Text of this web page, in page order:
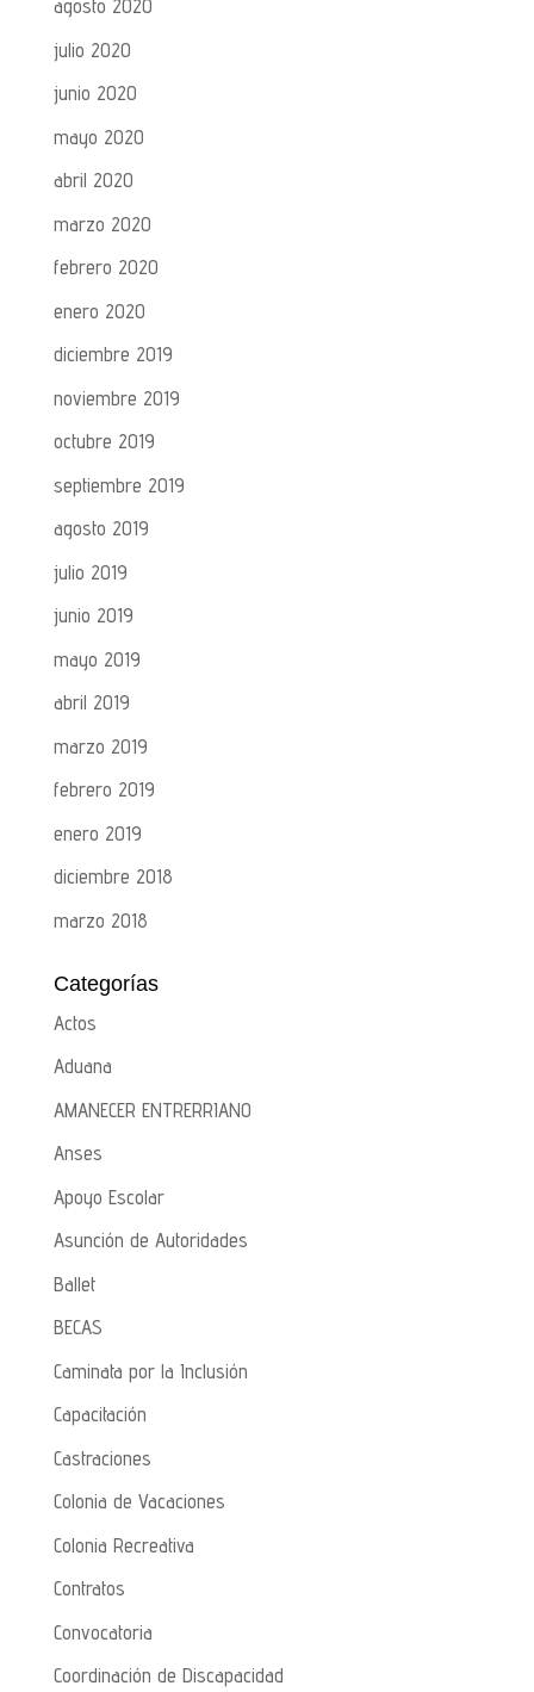
agosto 2020
julio 2020
junio 2020
mayo 2020
abril 2020
marzo 2020
febrero 2020
enero 2020
diciembre 2019
noviembre 2019
octubre 2019
septiembre 2019
agosto 2019
julio 2019
junio 2019
mayo 2019
abril 2019
marzo 2019
febrero 2019
enero 2019
diciembre 2018
marzo 2018
Categorías
Actos
Aduana
AMANECER ENTRERRIANO
Anses
Apoyo Escolar
Asunción de Autoridades
Ballet
BECAS
Caminata por la Inclusión
Capacitación
Castraciones
Colonia de Vacaciones
Colonia Recreativa
Contratos
Convocatoria
Coordinación de Discapacidad